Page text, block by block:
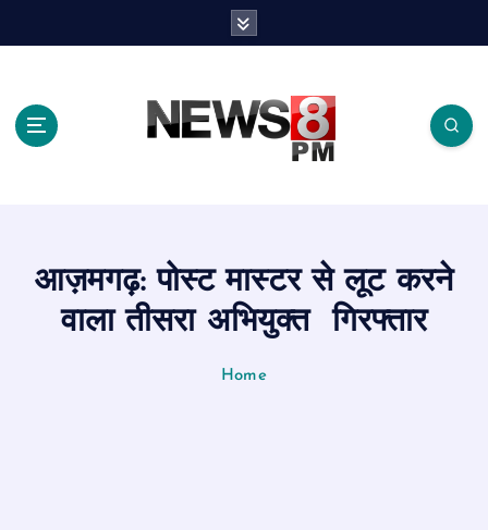
आज़मगढ़: पोस्ट मास्टर से लूट करने
वाला तीसरा अभियुक्त गिरफ्तार
Home